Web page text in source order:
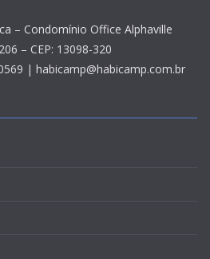
– Condomínio Office Alphaville
– CEP: 13098-320
| habicamp@habicamp.com.br